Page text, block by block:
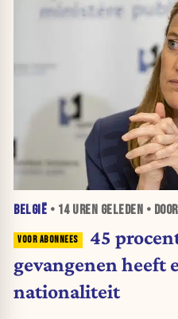
BELGIË • 14 UREN GELEDEN •
45
gevangenen heeft
nationaliteit